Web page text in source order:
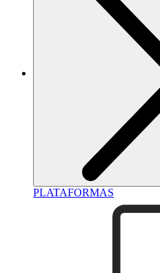
PLATAFORMAS